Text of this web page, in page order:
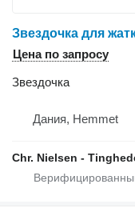
Звездочка для
Цена по запросу
Звездочка
Дания, Hemmet
Chr. Nielsen -